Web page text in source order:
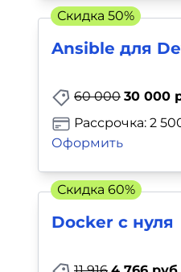
Ansible для
60 000 30 000
Рассрочка: 2
Оформить
Скидка 50%
Docker с нуля
Скидка 60%